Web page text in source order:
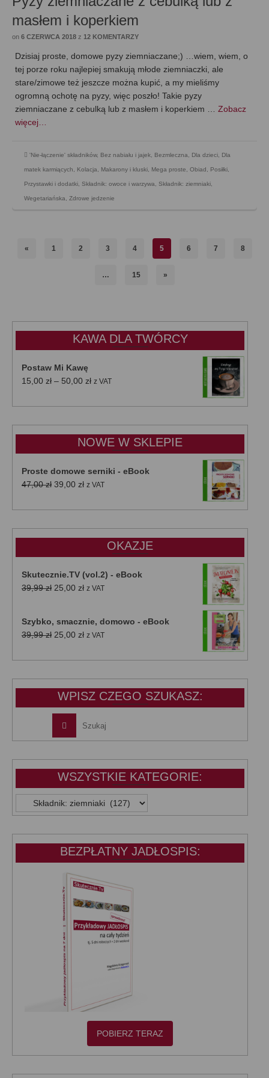
masłem i koperkiem
on 6 CZERWCA 2018 z 12 KOMENTARZY
Dzisiaj proste, domowe pyzy ziemniaczane;) …wiem, wiem, o
tej porze roku najlepiej smakują młode ziemniaczki, ale
stare/zimowe też jeszcze można kupić, a my mieliśmy
ogromną ochotę na pyzy, więc poszło! Takie pyzy
ziemniaczane z cebulką lub z masłem i koperkiem … Zobacz
więcej…
'Nie-łączenie' składników, Bez nabiału i jajek Bezmleczna Dla dzieci Dla
matek karmiących Kolacja Makarony i kluski Mega proste Obiad Posiłki
Przystawki i dodatki Składnik: owoce i warzywa Składnik: ziemniaki
Wegetariańska Zdrowe jedzenie
« 1 2 3 4 5 6 7 8
… 15 »
KAWA DLA TWÓRCY
Postaw Mi Kawę
15,00 zł – 50,00 złZakres
od
do
50,00 zł
z VAT
NOWE W SKLEPIE
Proste domowe serniki - eBook
47,00zł Pierwotna
wynosiła:
39,00 złAktualna
wynosi:
z VAT
OKAZJE
Skutecznie.TV (vol.2) - eBook
39,99zł Pierwotna
39,99 zł.
25,00 złAktualna
25,00 zł.
z VAT
Szybko, smacznie, domowo - eBook
39,99zł Pierwotna
wynosiła:
25,00 złAktualna
wynosi:
z VAT
WPISZ CZEGO SZUKASZ:
WSZYSTKIE KATEGORIE:
WSZYSTKIE
KATEGORIE:
BEZPŁATNY JADŁOSPIS:
POBIERZ TERAZ